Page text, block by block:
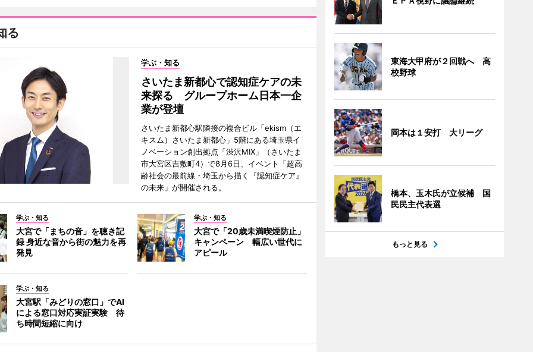
る
学ぶ・知る
さいたま新都心で認知症ケアの未
来探る グループホーム日本一企
業が登壇
さいたま新都心駅隣接の複合ビル「ekism（エ
キスム）さいたま新都心」5階にある埼玉県イ
ノベーション創出拠点「渋沢MIX」（さいたま
市大宮区吉敷町4）で8月6日、イベント「超高
齢社会の最前線・埼玉から描く『認知症ケア』
の未来」が開催される。
学ぶ・知る
大宮で「まちの音」を聴き記
録 身近な音から街の魅力を再
発見
学ぶ・知る
大宮で「20歳未満喫煙防止」
キャンペーン 幅広い世代に
アピール
学ぶ・知る
大宮駅「みどりの窓口」でAI
による窓口対応実証実験 待
ち時間短縮に向け
東海大甲府が２回戦へ 高
校野球
岡本は１安打 大リーグ
橋本、玉木氏が立候補 国
民民主代表選
もっと見る